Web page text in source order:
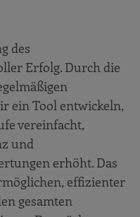
des
Erfolg. Durch die
ein Tool entwickeln,
vereinfacht,
und
erhöht. Das
effizienter
gesamten